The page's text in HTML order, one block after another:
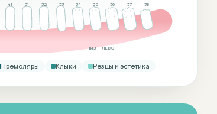
41 31 32 33 34 35 36 37 38
НИЗ · ЛЕВО
Премоляры Клыки Резцы и эстетика